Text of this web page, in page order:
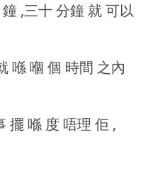
,三十 分鐘 就 可以
喺 嗰 個 時間 之內
擺 喺 度 唔理 佢 ,